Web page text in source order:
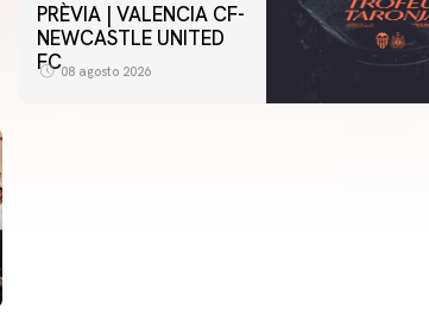
PRÈVIA | VALENCIA CF-
NEWCASTLE UNITED
FC08 agosto 2026